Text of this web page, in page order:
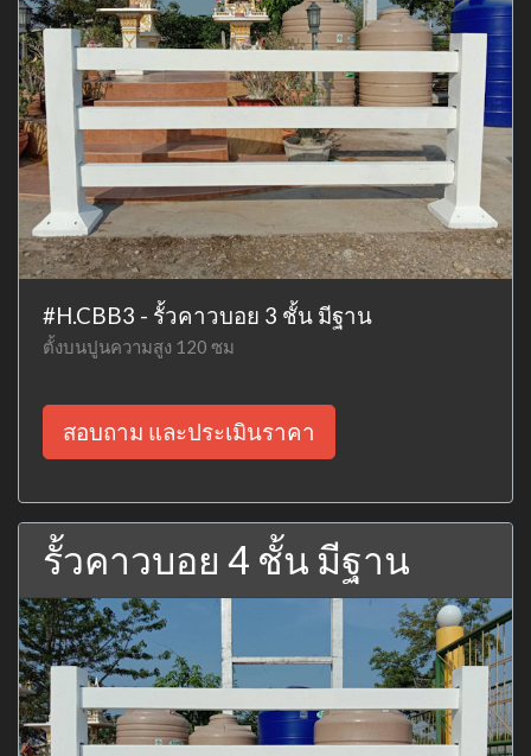
#H.CBB3 - รั้วคาวบอย 3 ชั้น มีฐาน
ตั้งบนปูนความสูง 120 ซม
สอบถาม และประเมินราคา
รั้วคาวบอย 4 ชั้น มีฐาน